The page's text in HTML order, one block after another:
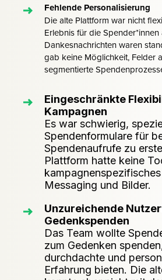
Fehlende Personalisierung
Die alte Plattform war nicht
Erlebnis für die
Dankesnachrichten waren
gab keine Möglichkeit, Felder
segmentierte
Eingeschränkte
Kampagnen
Es war schwierig,
Spendenformulare für
Spendenaufrufe zu
Plattform hatte keine
Messaging und Bilder.
Unzureichende
Gedenkspenden
Das Team wollte
zum Gedenken
durchdachte und
Erfahrung bieten. Die